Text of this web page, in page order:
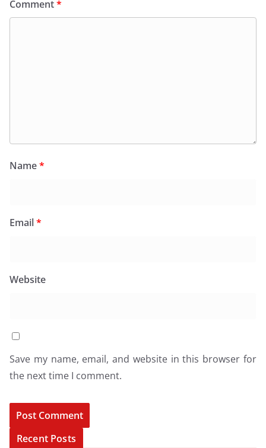
Comment*
Name*
Email*
Website
Save my name, email, and website in this browser for
the next time I comment.
Recent Posts